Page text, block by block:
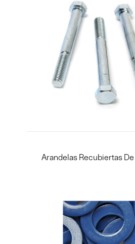
Arandelas Recubiertas